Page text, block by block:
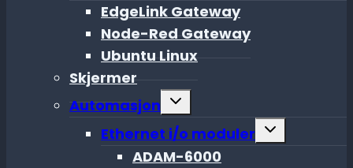
EdgeLink Gateway
Node-Red Gateway
Ubuntu Linux
Skjermer
Automasjon
Toggle
Ethernet i/o moduler
Toggle
ADAM-6000